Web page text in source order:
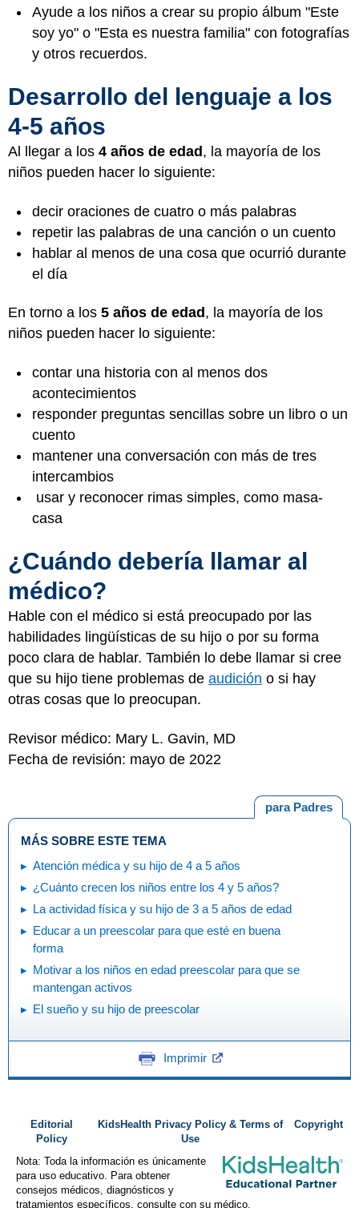
Ayude a los niños a crear su propio álbum "Este
soy yo" o "Esta es nuestra familia" con fotografías
y otros recuerdos.
Desarrollo del lenguaje a los
4-5 años
Al llegar a los 4 años de edad , la mayoría de los
niños pueden hacer lo siguiente:
decir oraciones de cuatro o más palabras
repetir las palabras de una canción o un cuento
hablar al menos de una cosa que ocurrió durante
el día
En torno a los 5 años de edad , la mayoría de los
niños pueden hacer lo siguiente:
contar una historia con al menos dos
acontecimientos
responder preguntas sencillas sobre un libro o un
cuento
mantener una conversación con más de tres
intercambios
usar y reconocer rimas simples, como masa-
casa
¿Cuándo debería llamar al
médico?
Hable con el médico si está preocupado por las
habilidades lingüísticas de su hijo o por su forma
poco clara de hablar. También lo debe llamar si cree
que su hijo tiene problemas de audición o si hay
otras cosas que lo preocupan.
Revisor médico: Mary L. Gavin, MD
Fecha de revisión: mayo de 2022
para Padres
MÁS SOBRE ESTE TEMA
Atención médica y su hijo de 4 a 5 años
¿Cuánto crecen los niños entre los 4 y 5 años?
La actividad física y su hijo de 3 a 5 años de edad
Educar a un preescolar para que esté en buena
forma
Motivar a los niños en edad preescolar para que se
mantengan activos
El sueño y su hijo de preescolar
Imprimir
Editorial
Policy
KidsHealth Privacy Policy & Terms of
Use
Copyright
Nota: Toda la información es únicamente
para uso educativo. Para obtener
consejos médicos, diagnósticos y
tratamientos específicos, consulte con su médico.